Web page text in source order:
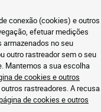
conexão (cookies) e outros
efetuar medições
no seu
outro rastreador sem o seu
Mantemos a sua escolha
de cookies e outros
rastreadores. A recusa
de cookies e outros